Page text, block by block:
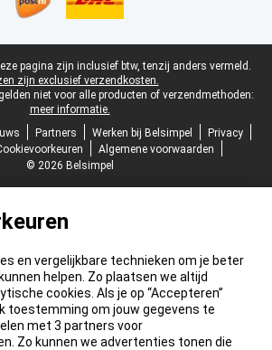
pagina zijn inclusief btw, tenzij anders vermeld.
zijn exclusief verzendkosten.
niet voor alle producten of verzendmethoden:
meer informatie.
Partners Werken bij Belsimpel
Privacy
Algemene voorwaarden
© 2026 Belsimpel
en vergelijkbare technieken om je beter
helpen. Zo plaatsen we altijd
cookies. Als je op “Accepteren”
toestemming om jouw gegevens te
met 3 partners voor
Zo kunnen we advertenties tonen die